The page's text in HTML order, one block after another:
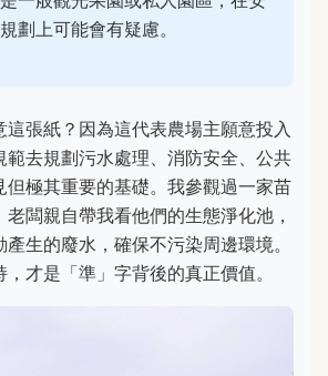
劃上可能會有疑慮。
這張紙？因為這代表農場主願意投入
範去規劃污水處理、消防安全、公共
但極其重要的基礎。我參觀過一家苗
闆親自帶我看他們的生態淨化池，
生的廢水，確保不污染周邊環境。
才是「準」字背後的真正價值。